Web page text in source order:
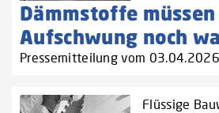
Dämmstoffe
Aufschwung noch
Pressemitteilung vom 03.04.2026
Flüssige